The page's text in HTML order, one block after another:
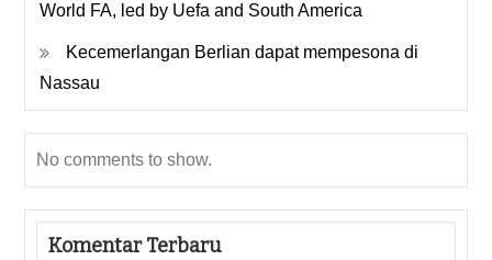
World FA, led by Uefa and South America
Kecemerlangan Berlian dapat mempesona di
Nassau
No comments to show.
Komentar Terbaru